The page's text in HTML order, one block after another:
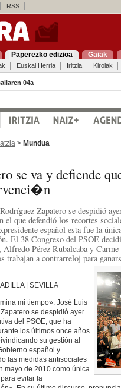
RSS
Paperezko edizioa Gaiak
Euskal Herria Iritzia Kirolak
04a
> Mundua
se va y defiende
Zapatero se despidió
el que defendió los recortes
español esta fue la
El 38 Congreso del PSOE
Alfredo Pérez Rubalcaba y Carme
trabajan a contrarreloj para
| SEVILLA
mi tiempo». José Luis
se despidió ayer
del PSOE, que ha
los últimos once años
su gestión al
español y
las medidas antisociales
mayo de 2010 como única
evitar la